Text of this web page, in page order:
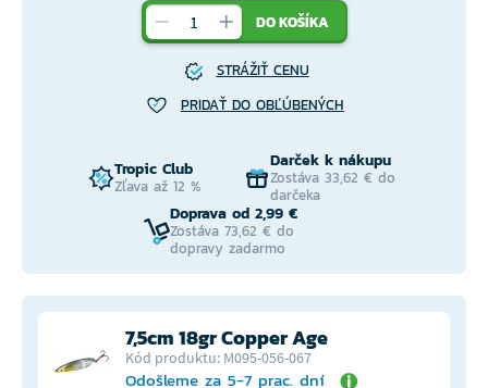
DO KOŠÍKA
STRÁŽIŤ CENU
PRIDAŤ DO OBĽÚBENÝCH
Tropic Club
Zľava až 12 %
Darček k nákupu
Zostáva 33,62 € do
darčeka
Doprava od 2,99 €
Zostáva 73,62 € do
dopravy zadarmo
7,5cm 18gr Copper Age
Kód produktu: M095-056-067
Odošleme za 5-7 prac. dní